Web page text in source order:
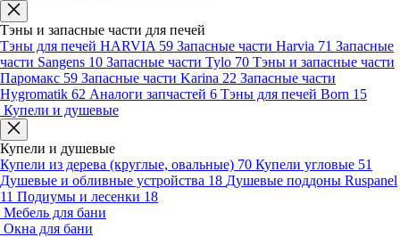
Тэны и запасные части для печей
Тэны для печей HARVIA 59 Запасные части Harvia 71 Запасные
части Sangens 10 Запасные части Tylo 70 Тэны и запасные части
Паромакс 59 Запасные части Karina 22 Запасные части
Hygromatik 62 Аналоги запчастей 6 Тэны для печей Born 15
Купели и душевые
Купели и душевые
Купели из дерева (круглые, овальные) 70 Купели угловые 51
Душевые и обливные устройства 18 Душевые поддоны Ruspanel
11 Подиумы и лесенки 18
Мебель для бани
Окна для бани